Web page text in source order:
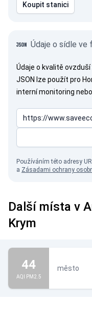
Koupit stanici
Údaje o sídle ve
Údaje o kvalitě
JSON lze použít pro
interní monitoring
Používáním této adresy
a Zásadami ochrany
Další místa v
Krym
44
AQI PM2.5
město